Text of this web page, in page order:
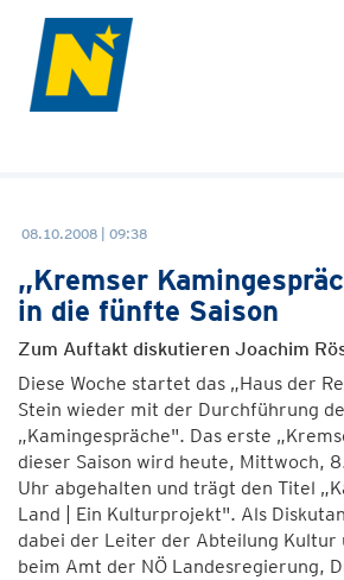
08.10.2008 | 09:38
„Kremser
in die fünfte Saison
Zum Auftakt diskutieren Joachim
Diese Woche startet das „Haus der
Stein wieder mit der Durchführung
„Kamingespräche". Das erste
dieser Saison wird heute, Mittwoch,
Uhr abgehalten und trägt den Titel
Land | Ein Kulturprojekt". Als
dabei der Leiter der Abteilung Kultur
beim Amt der NÖ Landesregierung,